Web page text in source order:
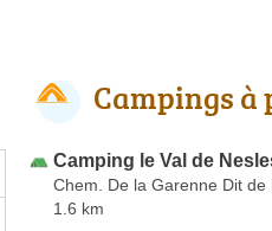
Campings
Camping le Val de
Chem. De la Garenne Dit de
1.6 km